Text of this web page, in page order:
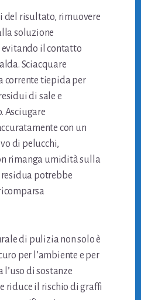
del risultato, rimuovere
soluzione
il contatto
Sciacquare
corrente tiepida per
di sale e
Asciugare
con un
di pelucchi,
rimanga umidità sulla
residua potrebbe
di pulizia non solo è
per l’ambiente e per
l’uso di sostanze
riduce il rischio di graffi